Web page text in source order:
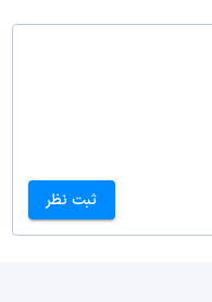
ثبت نظر